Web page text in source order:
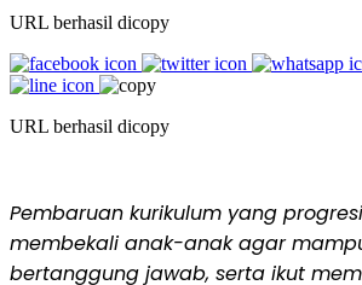
URL berhasil dicopy
URL berhasil dicopy
Pembaruan kurikulum yang
membekali anak-anak agar
bertanggung jawab, serta ikut